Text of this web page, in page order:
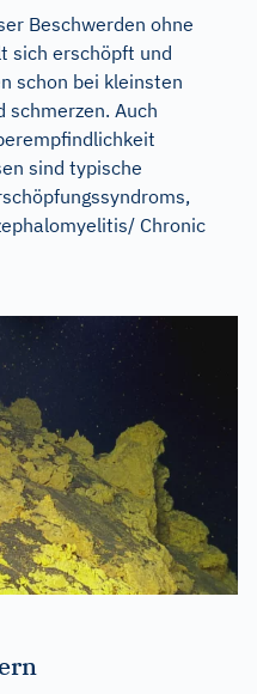
Beschwerden ohne
sich erschöpft und
schon bei kleinsten
schmerzen. Auch
sind typische
Chronic